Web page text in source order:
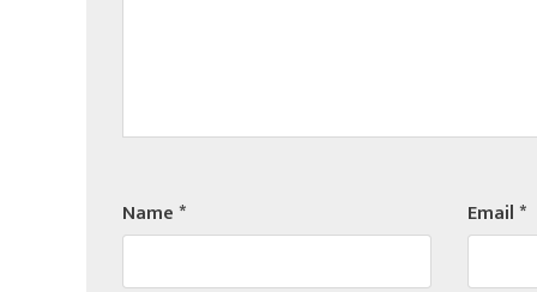
Name* Email*